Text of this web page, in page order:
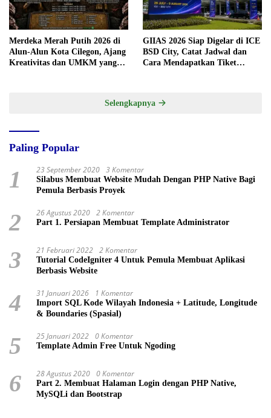
Merdeka Merah Putih 2026 di
Alun-Alun Kota Cilegon, Ajang
Kreativitas dan UMKM yang
GIIAS 2026 Siap Digelar di ICE
BSD City, Catat Jadwal dan
Cara Mendapatkan Tiket
Selengkapnya
Paling Popular
1 23 September 2020 3 Komentar
Silabus Membuat Website Mudah Dengan PHP Native Bagi
Pemula Berbasis Proyek
2 26 Agustus 2020 2 Komentar
Part 1. Persiapan Membuat Template Administrator
3 21 Februari 2022 2 Komentar
Tutorial CodeIgniter 4 Untuk Pemula Membuat Aplikasi
Berbasis Website
4 31 Januari 2026 1 Komentar
Import SQL Kode Wilayah Indonesia + Latitude, Longitude
& Boundaries (Spasial)
5 25 Januari 2022 0 Komentar
Template Admin Free Untuk Ngoding
6 28 Agustus 2020 0 Komentar
Part 2. Membuat Halaman Login dengan PHP Native,
MySQLi dan Bootstrap